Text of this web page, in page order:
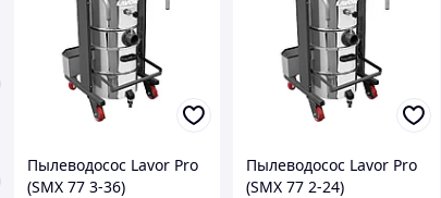
Пылеводосос Lavor Pro
(SMX 77 3-36)
Пылеводосос Lavor Pro
(SMX 77 2-24)